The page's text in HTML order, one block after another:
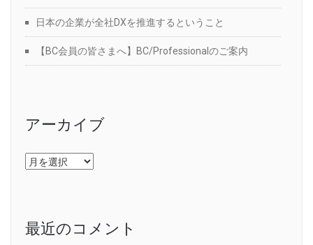
日本の企業が全社DXを推進するということ
【BC会員の皆さまへ】BC/Professionalのご案内
アーカイブ
ア
ー
最近のコメント